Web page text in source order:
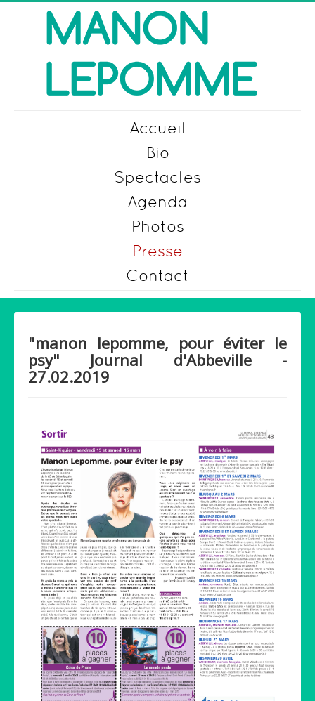
Accueil
Bio
Spectacles
Agenda
Photos
Presse
Contact
"manon lepomme, pour éviter le
psy" Journal d'Abbeville -
27.02.2019